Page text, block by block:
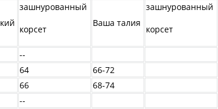
зашнурованный
корсет
Ваша талия
зашнурованный
корсет
--
64 66-72
66 68-74
--